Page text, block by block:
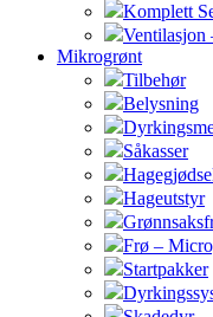
Komplett
Ventilasjon
Mikrogrønt
Tilbehør
Belysning
Såkasser
Hageutstyr
Frø –
Startpakker